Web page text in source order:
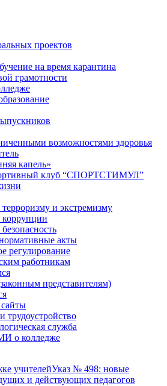
проектов
на время карантина
грамотности
возможностями здоровья
капель»
клуб “СПОРТСТИМУЛ”
и экстремизму
коррупции
акты
регулирование
работникам
представителям)
трудоустройство
служба
о колледже
Указ № 498: новые
и действующих педагогов